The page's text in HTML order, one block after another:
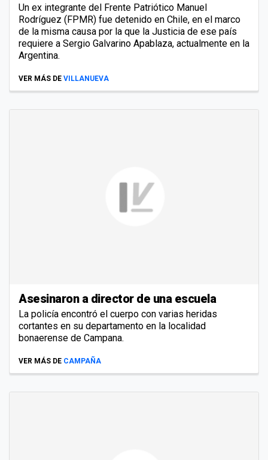
Un ex integrante del Frente Patriótico Manuel
Rodríguez (FPMR) fue detenido en Chile, en el marco
de la misma causa por la que la Justicia de ese país
requiere a Sergio Galvarino Apablaza, actualmente en la
Argentina.
VER MÁS DE VILLANUEVA
Asesinaron a director de una escuela
La policía encontró el cuerpo con varias heridas
cortantes en su departamento en la localidad
bonaerense de Campana.
VER MÁS DE CAMPAÑA